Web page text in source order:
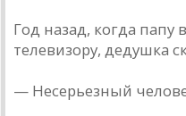
Год назад, когда папу
телевизору, дедушка
— Несерьезный